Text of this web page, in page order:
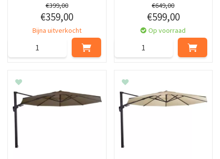
€399,00
€359,00
Bijna uitverkocht
€649,00
€599,00
Op voorraad